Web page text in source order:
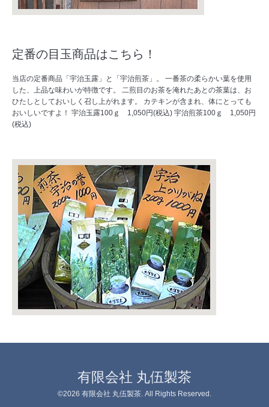
定番の目玉商品はこちら！
当店の定番商品「宇治玉露」と「宇治煎茶」。 一番茶の柔らかい葉を使用
した、上品な味わいが特徴です。 二煎目のお茶を淹れたあとの茶葉は、お
ひたしとしておいしく召し上がれます。 カテキンが含まれ、体にとっても
おいしいですよ！ 宇治玉露100ｇ 1,050円(税込) 宇治煎茶100ｇ 1,050円
(税込)
有限会社 丸伍製茶
©2026 有限会社 丸伍製茶 . All Rights Reserved.